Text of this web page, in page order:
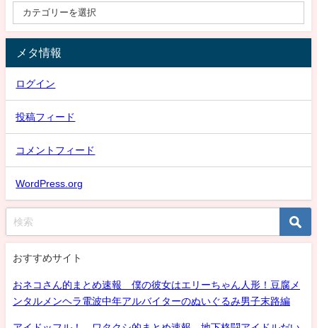
メタ情報
ログイン
投稿フィード
コメントフィード
WordPress.org
おすすめサイト
おネコさん的まとめ速報 僕の彼女はエリーちゃん人形！豆腐メ
ンタルメンヘラ電波中年アルバイターのぬいぐるみ男子末路編